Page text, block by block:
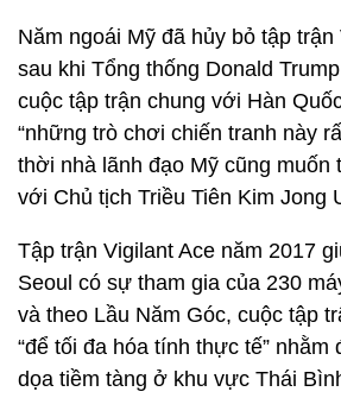
Năm ngoái Mỹ đã hủy bỏ tập
sau khi Tổng thống Donald
cuộc tập trận chung với Hàn
“những trò chơi chiến tranh này
thời nhà lãnh đạo Mỹ cũng muốn
với Chủ tịch Triều Tiên Kim Jong
Tập trận Vigilant Ace năm 2017
Seoul có sự tham gia của 230
và theo Lầu Năm Góc, cuộc tập
“để tối đa hóa tính thực tế” nhằm
dọa tiềm tàng ở khu vực Thái